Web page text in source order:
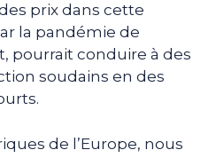
prix dans cette
la pandémie de
pourrait conduire à des
soudains en des
de l’Europe, nous